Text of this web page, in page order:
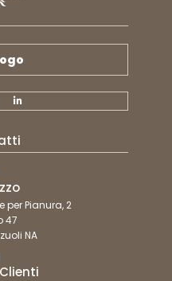
per Pianura, 2
47
NA